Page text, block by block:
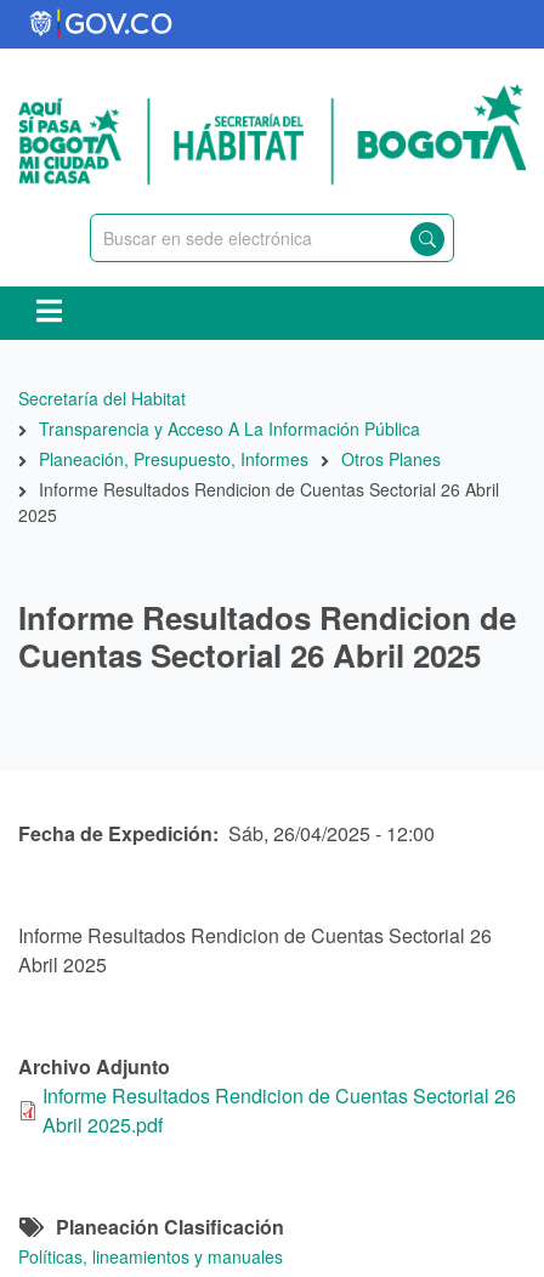
Pasar
al
principal
Ruta
de
navegación
Secretaría del Habitat
Transparencia y Acceso A La Información Pública
Planeación, Presupuesto, Informes
Otros Planes
Informe Resultados Rendicion de Cuentas Sectorial 26 Abril
2025
Informe Resultados Rendicion de
Cuentas Sectorial 26 Abril 2025
Fecha de Expedición Sáb, 26/04/2025 - 12:00
Informe Resultados Rendicion de Cuentas Sectorial 26
Abril 2025
Archivo Adjunto
Informe Resultados Rendicion de Cuentas Sectorial 26
Abril 2025.pdf
Planeación Clasificación
Políticas, lineamientos y manuales